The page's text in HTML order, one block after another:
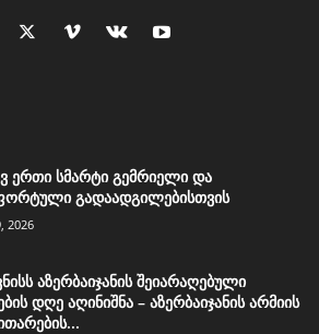
ერთი სმარტი გემრიელი და
გადაადგილებისთვის
2026
აზერბაიჯანის შეიარაღებული
დღე აღინიშნა – აზერბაიჯანის არმიის